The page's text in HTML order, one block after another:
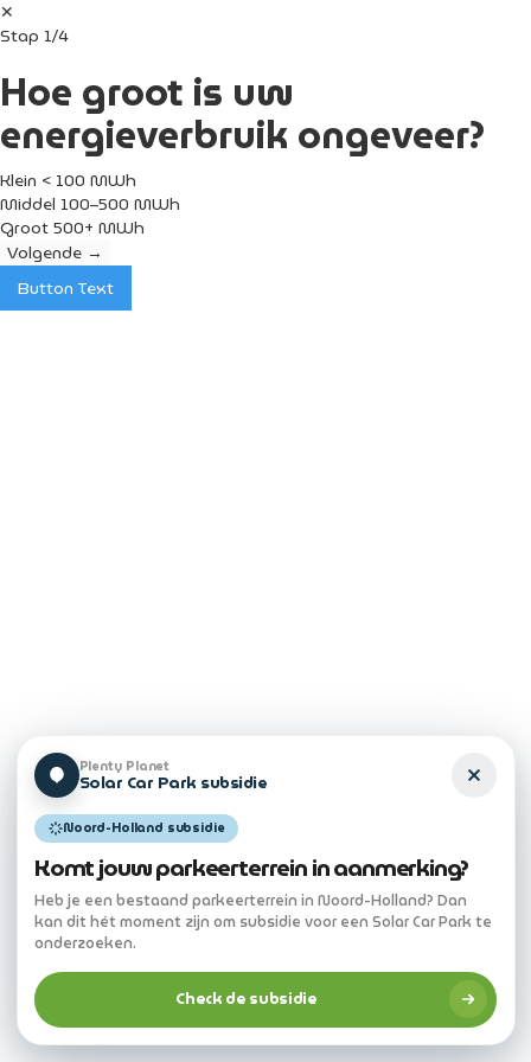
✕
Stap 1/4
Hoe groot is uw
energieverbruik ongeveer?
Klein < 100 MWh
Middel 100–500 MWh
Groot 500+ MWh
Volgende →
Button Text
Plenty Planet
Solar Car Park subsidie
Noord-Holland subsidie
Komt jouw parkeerterrein in aanmerking?
Heb je een bestaand parkeerterrein in Noord-Holland? Dan
kan dit hét moment zijn om subsidie voor een Solar Car Park te
onderzoeken.
Check de subsidie